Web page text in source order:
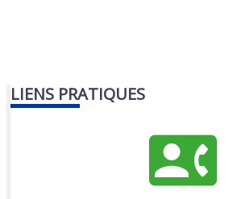
LIENS PRATIQUES